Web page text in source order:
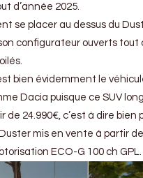
d’année 2025.
se placer au dessus du
configurateur ouverts tout
bien évidemment le
Dacia puisque ce SUV
de 24.990€, c’est à dire bien
mis en vente à partir
ECO-G 100 ch GPL.